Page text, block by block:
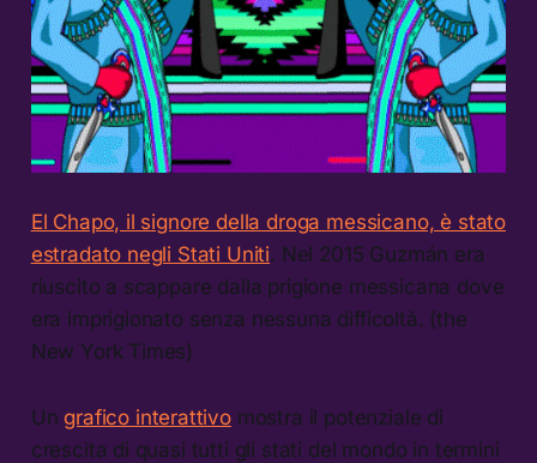
El Chapo, il signore della droga messicano, è stato
estradato negli Stati Uniti. Nel 2015 Guzmán era
riuscito a scappare dalla prigione messicana dove
era imprigionato senza nessuna difficoltà. (the
New York Times)
Un grafico interattivomostra il potenziale di
crescita di quasi tutti gli stati del mondo in termini